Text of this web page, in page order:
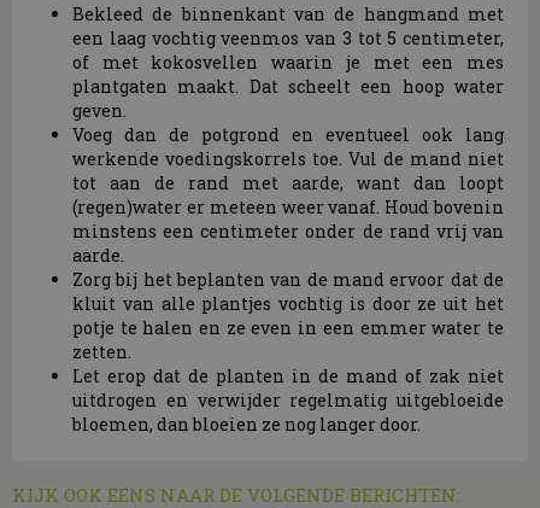
Bekleed de binnenkant van de hangmand met
een laag vochtig veenmos van 3 tot 5 centimeter,
of met kokosvellen waarin je met een mes
plantgaten maakt. Dat scheelt een hoop water
geven.
Voeg dan de potgrond en eventueel ook lang
werkende voedingskorrels toe. Vul de mand niet
tot aan de rand met aarde, want dan loopt
(regen)water er meteen weer vanaf. Houd bovenin
minstens een centimeter onder de rand vrij van
aarde.
Zorg bij het beplanten van de mand ervoor dat de
kluit van alle plantjes vochtig is door ze uit het
potje te halen en ze even in een emmer water te
zetten.
Let erop dat de planten in de mand of zak niet
uitdrogen en verwijder regelmatig uitgebloeide
bloemen, dan bloeien ze nog langer door.
KIJK OOK EENS NAAR DE VOLGENDE BERICHTEN: